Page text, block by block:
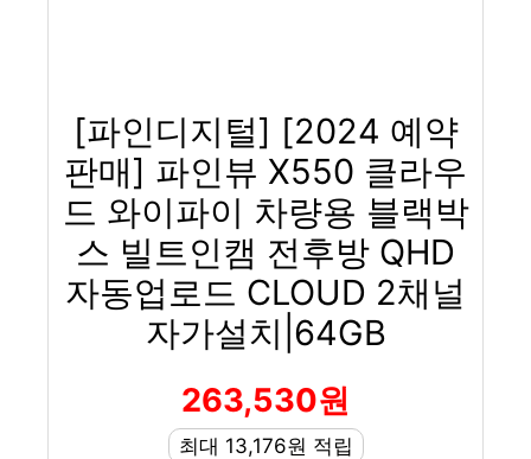
[파인디지털] [2024 예약
판매] 파인뷰 X550 클라우
드 와이파이 차량용 블랙박
스 빌트인캠 전후방 QHD
자동업로드 CLOUD 2채널
자가설치|64GB
263,530원
최대 13,176원 적립